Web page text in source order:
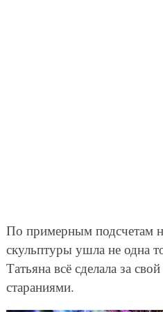
По примерным подсчетам
скульптуры ушла не одна
Татьяна всё сделала за
стараниями.